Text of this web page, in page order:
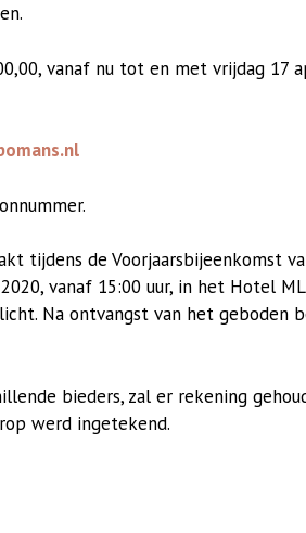
vanaf nu tot en met vrijdag 17
tijdens de Voorjaarsbijeenkomst
vanaf 15:00 uur, in het Hotel
Na ontvangst van het geboden
bieders, zal er rekening
werd ingetekend.